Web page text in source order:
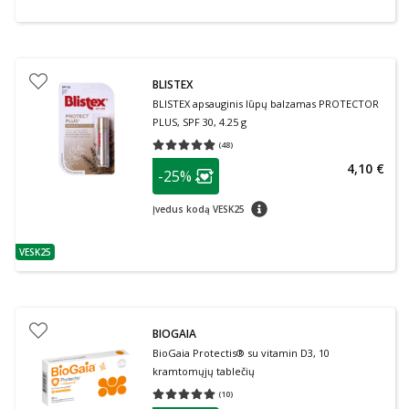
patarimas
VESK25
BLISTEX
BLISTEX apsauginis lūpų balzamas PROTECTOR
PLUS, SPF 30, 4.25 g
(48)
Vidutinis įvertinimas 4.81
patarimas
Lojalumo klubo narių nuolaida
-25%
Įvedus kodą VESK25 patarimas
4,10 €
BIOGAIA
BioGaia Protectis® su vitamin D3, 10
kramtomųjų tablečių
(10)
Vidutinis įvertinimas 5.00